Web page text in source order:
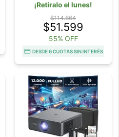
¡Retiralo el lunes!
$114.664
$51.599
55% OFF
DESDE 6 CUOTAS SIN INTERÉS